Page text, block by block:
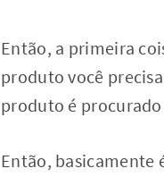
Então, a primeira
produto você
produto é
Então, basicamente